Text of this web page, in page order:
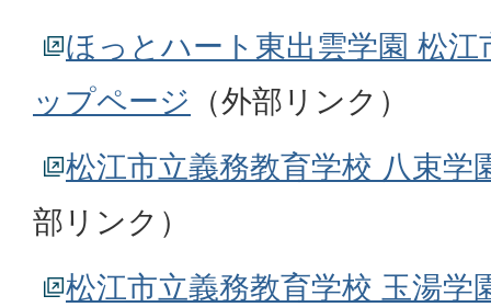
ほっとハート東出雲学園 松
ップページ （外部リンク）
松江市立義務教育学校 八束学
部リンク）
松江市立義務教育学校 玉湯学